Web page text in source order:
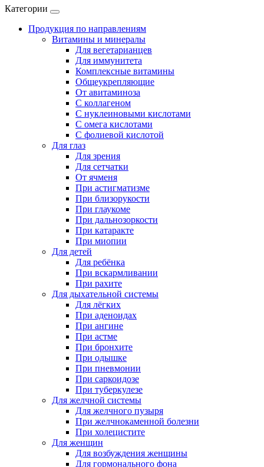
Категории
Продукция по направлениям
Витамины и минералы
Для вегетарианцев
Для иммунитета
Комплексные витамины
Общеукрепляющие
От авитаминоза
С коллагеном
С нуклеиновыми кислотами
С омега кислотами
С фолиевой кислотой
Для глаз
Для зрения
Для сетчатки
От ячменя
При астигматизме
При близорукости
При глаукоме
При дальнозоркости
При катаракте
При миопии
Для детей
Для ребёнка
При вскармливании
При рахите
Для дыхательной системы
Для лёгких
При аденоидах
При ангине
При астме
При бронхите
При одышке
При пневмонии
При саркоидозе
При туберкулезе
Для желчной системы
Для желчного пузыря
При желчнокаменной болезни
При холецистите
Для женщин
Для возбуждения женщины
Для гормонального фона